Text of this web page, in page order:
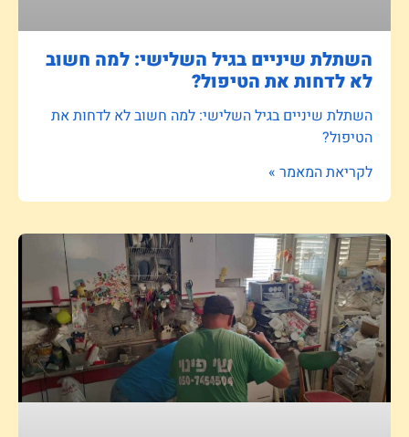
השתלת שיניים בגיל השלישי: למה חשוב
לא לדחות את הטיפול?
השתלת שיניים בגיל השלישי: למה חשוב לא לדחות את
הטיפול?
לקריאת המאמר »